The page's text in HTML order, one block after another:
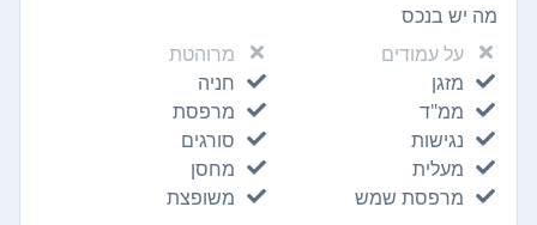
מה יש בנכס
על עמודים
מרוהטת
מזגן
חניה
ממ"ד
מרפסת
נגישות
סורגים
מעלית
מחסן
מרפסת שמש
משופצת